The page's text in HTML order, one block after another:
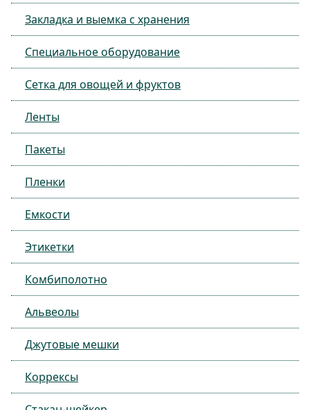
Закладка и выемка с хранения
Специальное оборудование
Сетка для овощей и фруктов
Ленты
Пакеты
Пленки
Емкости
Этикетки
Комбиполотно
Альвеолы
Джутовые мешки
Коррексы